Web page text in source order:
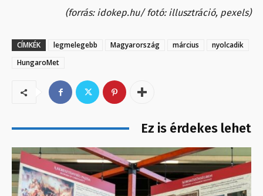
(forrás: idokep.hu/ fotó: illusztráció, pexels)
CÍMKÉK legmelegebb Magyarország március
nyolcadik
HungaroMet
Ez is érdekes lehet